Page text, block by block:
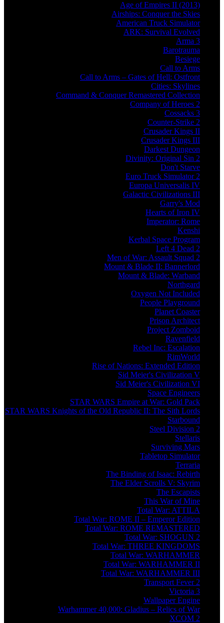
Age of Empires II (2013)
Airships: Conquer the Skies
American Truck Simulator
ARK: Survival Evolved
Arma 3
Barotrauma
Besiege
Call to Arms
Call to Arms – Gates of Hell: Ostfront
Cities: Skylines
Command & Conquer Remastered Collection
Company of Heroes 2
Cossacks 3
Counter-Strike 2
Crusader Kings II
Crusader Kings III
Darkest Dungeon
Divinity: Original Sin 2
Don't Starve
Euro Truck Simulator 2
Europa Universalis IV
Galactic Civilizations III
Garry's Mod
Hearts of Iron IV
Imperator: Rome
Kenshi
Kerbal Space Program
Left 4 Dead 2
Men of War: Assault Squad 2
Mount & Blade II: Bannerlord
Mount & Blade: Warband
Northgard
Oxygen Not Included
People Playground
Planet Coaster
Prison Architect
Project Zomboid
Ravenfield
Rebel Inc: Escalation
RimWorld
Rise of Nations: Extended Edition
Sid Meier's Civilization V
Sid Meier's Civilization VI
Space Engineers
STAR WARS Empire at War: Gold Pack
STAR WARS Knights of the Old Republic II: The Sith Lords
Starbound
Steel Division 2
Stellaris
Surviving Mars
Tabletop Simulator
Terraria
The Binding of Isaac: Rebirth
The Elder Scrolls V: Skyrim
The Escapists
This War of Mine
Total War: ATTILA
Total War: ROME II – Emperor Edition
Total War: ROME REMASTERED
Total War: SHOGUN 2
Total War: THREE KINGDOMS
Total War: WARHAMMER
Total War: WARHAMMER II
Total War: WARHAMMER III
Transport Fever 2
Victoria 3
Wallpaper Engine
Warhammer 40,000: Gladius – Relics of War
XCOM 2